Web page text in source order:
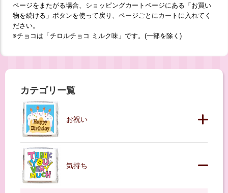
ページをまたがる場合、ショッピングカートページにある「お買い
物を続ける」ボタンを使って戻り、ページごとにカートに入れてく
ださい。
※チョコは「チロルチョコ ミルク味」です。(一部を除く)
カテゴリー覧
お祝い
気持ち